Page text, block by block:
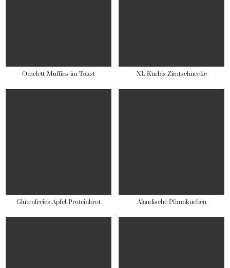
Omelett-Muffins im Toast XL Kürbis-Zimtschnecke
Glutenfreies Apfel-Proteinbrot Åländische Pfannkuchen